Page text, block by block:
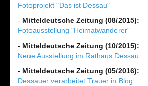
Fotoprojekt "Das ist Dessau"
- Mitteldeutsche Zeitung (08/2015):
Fotoausstellung "Heimatwanderer"
- Mitteldeutsche Zeitung (10/2015):
Neue Ausstellung im Rathaus Dessau
- Mitteldeutsche Zeitung (05/2016):
Dessauer verarbeitet Trauer in Blog